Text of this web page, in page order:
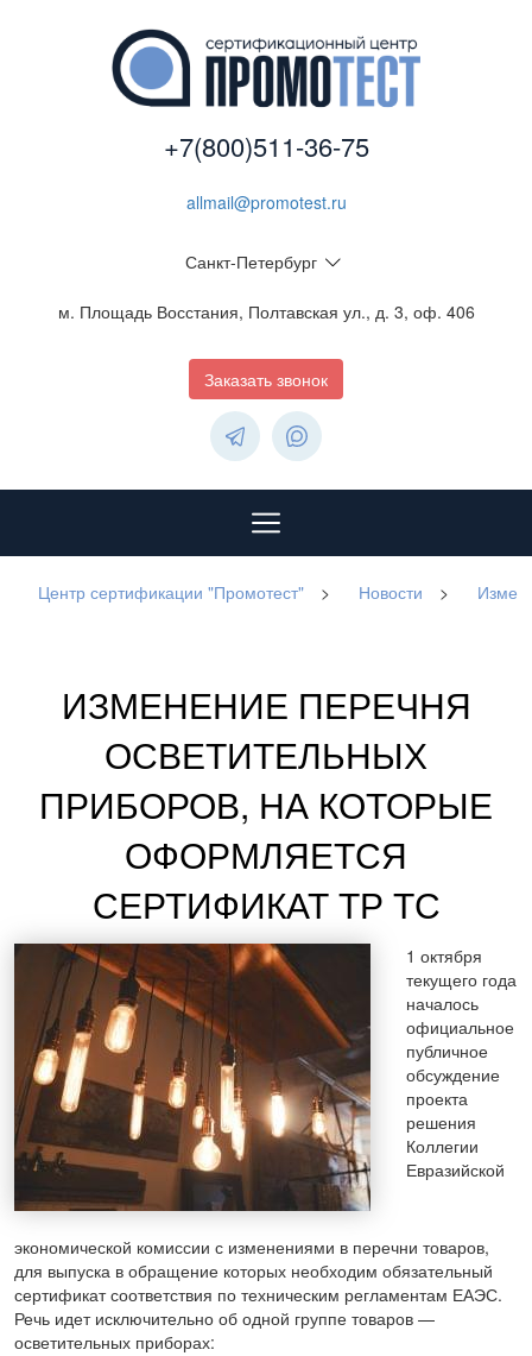
+7(800)511-36-75
allmail@promotest.ru
Санкт-Петербург
м. Площадь Восстания, Полтавская ул., д. 3, оф. 406
Заказать звонок
Центр сертификации "Промотест" > Новости >
ИЗМЕНЕНИЕ ПЕРЕЧНЯ
ОСВЕТИТЕЛЬНЫХ
ПРИБОРОВ, НА КОТОРЫЕ
ОФОРМЛЯЕТСЯ
СЕРТИФИКАТ ТР ТС
1 октября
текущего года
началось
официальное
публичное
обсуждение
проекта
решения
Коллегии
Евразийской
экономической комиссии с изменениями в перечни товаров,
для выпуска в обращение которых необходим обязательный
сертификат соответствия по техническим регламентам ЕАЭС.
Речь идет исключительно об одной группе товаров —
осветительных приборах: